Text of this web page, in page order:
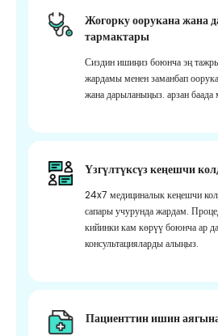
Жогорку оорукана жана
тармактары
Сиздин ишиңиз боюнча эң
жардамы менен заманбап
жана дарыланыңыз. арзан
Үзгүлтүксүз кеңешчи
24x7 медициналык кеңешчи
сапары учурунда жардам.
кийинки кам көрүү боюнча ар
консультацияларды алыңыз.
Пациенттин ишин